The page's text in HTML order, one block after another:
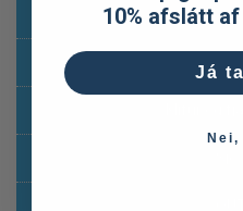
Ferða-og
10% afslátt
Já